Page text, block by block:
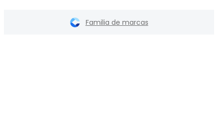
Familia de marcas